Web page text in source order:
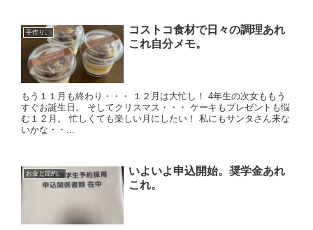
手作り。
コストコ食材で日々の調理あれ
これ自分メモ。
もう１１月も終わり・・・ １２月は大忙し！ 4年生の次女ももう
すぐお誕生日。 そしてクリスマス・・・ ケーキもプレゼントも悩
む１２月。 忙しくても楽しい月にしたい！ 私にもサンタさん来な
いかな・・...
お金と節約。
いよいよ申込開始。奨学金あれ
これ。